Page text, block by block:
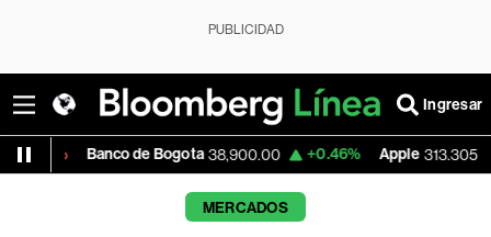
PUBLICIDAD
Ingresar
de Bogota 38,900.00 +0.46% Apple 313.305 +0.25%
MERCADOS